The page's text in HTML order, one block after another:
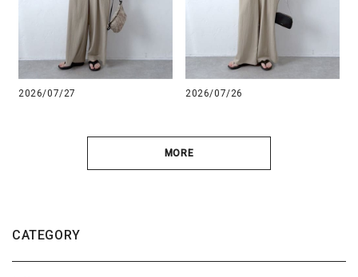
2026/07/27 2026/07/26
MORE
CATEGORY